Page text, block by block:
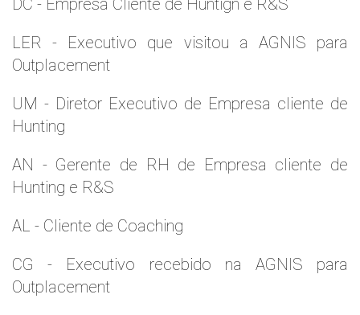
DC - Empresa Cliente de Huntign e R&S
LER - Executivo que visitou a AGNIS para
Outplacement
UM - Diretor Executivo de Empresa cliente de
Hunting
AN - Gerente de RH de Empresa cliente de
Hunting e R&S
AL - Cliente de Coaching
CG - Executivo recebido na AGNIS para
Outplacement